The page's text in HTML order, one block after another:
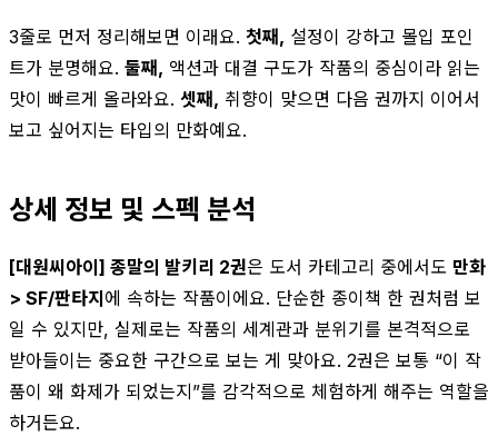
3줄로 먼저 정리해보면 이래요. 첫째, 설정이 강하고 몰입 포인
트가 분명해요. 둘째, 액션과 대결 구도가 작품의 중심이라 읽는
맛이 빠르게 올라와요. 셋째, 취향이 맞으면 다음 권까지 이어서
보고 싶어지는 타입의 만화예요.
상세 정보 및 스펙 분석
[대원씨아이] 종말의 발키리 2권은 도서 카테고리 중에서도 만화
> SF/판타지에 속하는 작품이에요. 단순한 종이책 한 권처럼 보
일 수 있지만, 실제로는 작품의 세계관과 분위기를 본격적으로
받아들이는 중요한 구간으로 보는 게 맞아요. 2권은 보통 “이 작
품이 왜 화제가 되었는지”를 감각적으로 체험하게 해주는 역할을
하거든요.